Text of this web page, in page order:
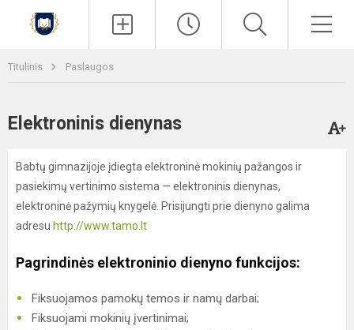
Titulinis Paslaugos
Elektroninis dienynas
Babtų gimnazijoje įdiegta elektroninė mokinių pažangos ir
pasiekimų vertinimo sistema — elektroninis dienynas,
elektroninė pažymių knygelė. Prisijungti prie dienyno galima
adresu http://www.tamo.lt
Pagrindinės elektroninio dienyno funkcijos:
Fiksuojamos pamokų temos ir namų darbai;
Fiksuojami mokinių įvertinimai;